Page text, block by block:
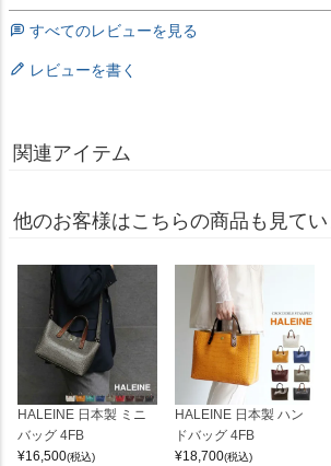
すべてのレビューを見る
レビューを書く
関連アイテム
他のお客様はこちらの商品も見て
HALEINE 日本製 ミニ
バッグ 4FB
¥16,500(税込)
HALEINE 日本製 ハン
ドバッグ 4FB
¥18,700(税込)